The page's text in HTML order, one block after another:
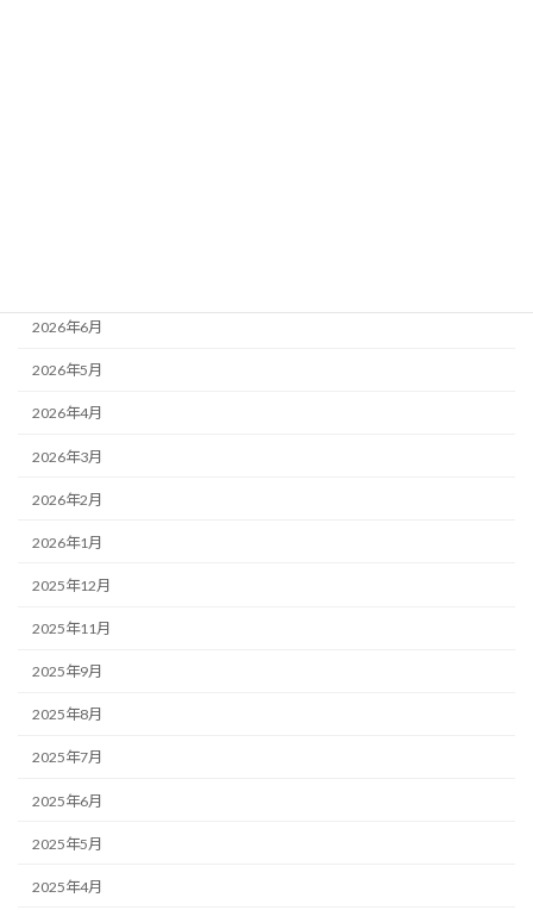
2026年6月
2026年5月
2026年4月
2026年3月
2026年2月
2026年1月
2025年12月
2025年11月
2025年9月
2025年8月
2025年7月
2025年6月
2025年5月
2025年4月